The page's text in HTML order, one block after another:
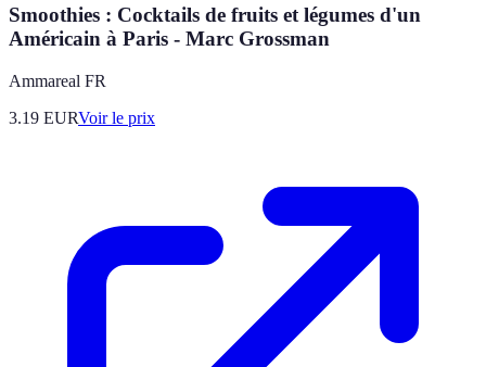
Smoothies : Cocktails de fruits et légumes d'un
Américain à Paris - Marc Grossman
Ammareal FR
3.19 EURVoir le prix